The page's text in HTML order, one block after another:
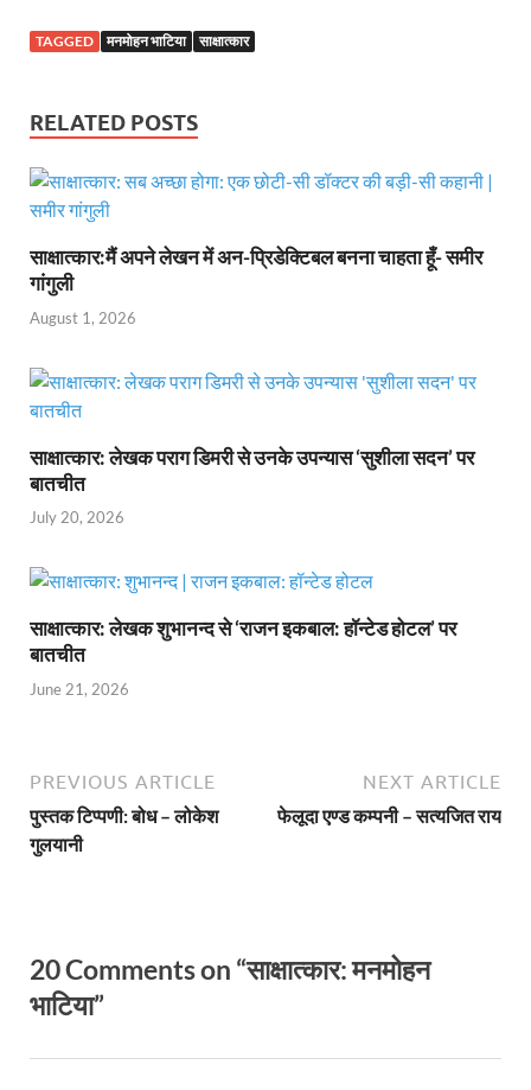
TAGGED मनमोहन भाटिया साक्षात्कार
RELATED POSTS
साक्षात्कार:मैं अपने लेखन में अन-प्रिडेक्टिबल बनना चाहता हूँ- समीर
गांगुली
August 1, 2026
साक्षात्कार: लेखक पराग डिमरी से उनके उपन्यास ‘सुशीला सदन’ पर
बातचीत
July 20, 2026
साक्षात्कार: लेखक शुभानन्द से ‘राजन इकबाल: हॉन्टेड होटल’ पर
बातचीत
June 21, 2026
PREVIOUS ARTICLE
पुस्तक टिप्पणी: बोध – लोकेश
गुलयानी
NEXT ARTICLE
फेलूदा एण्ड कम्पनी – सत्यजित राय
20 Comments on “साक्षात्कार: मनमोहन
भाटिया”